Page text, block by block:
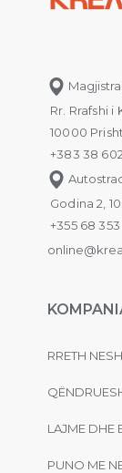
Rr. Rrafshi i
10000
+383 38
Godina 2,
+355 68
RRETH NESH
LAJME DHE
PUNO ME